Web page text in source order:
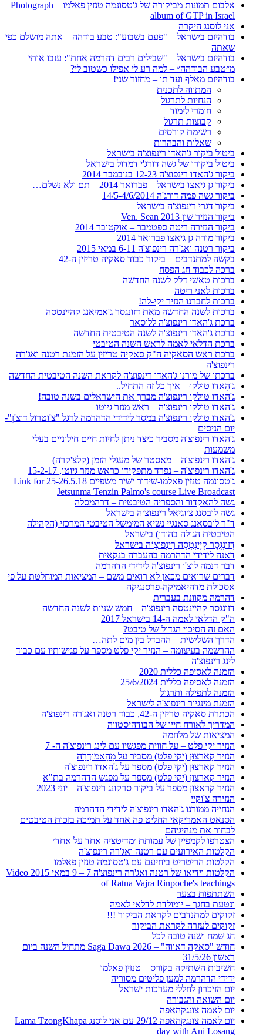
אלבום תמונות מביקורה של ג'טסונמה טנזין פאלמו – Photograph
album of GTP in Israel
אני לוסנג היקרה
בודהיזם בישראל – "פעם בשבוע": טבע בודהה – אתה מושלם כפי
שאתה
בודהיזם בישראל – "שבילים רבים דהרמה אחת": עזבו אותי
מ״טבע הבודהה״ – למה רע לי אפילו כשטוב לי?
בודהיזם מאלף ועד תו – מחזור שני!
המתווה לתכנית
הנחיות לתרגול
חומרי לימוד
קבוצות תרגול
רשימת קורסים
שאלות והבהרות
ביטול ביקור ג'האדו רינפוצ'ה בישראל
ביטול ביקורו של גשה דורג'י דמדול בישראל
ביקור ג'האדו רינפוצ'ה 12-23 בנובמבר 2014
ביקור גן גיאצו בישראל – פברואר 2014 – תם ולא נשלם…
ביקור גשה פמה דורג'ה 14/5-4/6/2014
ביקור דגרי רינפוצ'ה בישראל
ביקור הנזיר שון 2013 Ven. Sean
ביקור הנזירה ריטה ספטמבר – אוקטובר 2014
ביקור מורה גן גיאצו פברואר 2014
ביקור רטנה ואג'רה רינפוצ'ה 6-11 במאי 2015
בקשה למתנדבים – ביקור כבוד סאקיה טריזין ה-42
ברכה לכבוד חג הפסח
ברכות טאשי דלק לשנה החדשה
ברכות לאני ריטה
ברכות לחברנו הנזיר יקי-לה!
ברכות לשנה החדשה מאת דזונגסר ג'אמיאנג קהיינטסה
ברכת ג'האדו רינפוצ'ה ללוסאר
ברכת ג'האדו רינפוצ'ה לשנה הטיבטית החדשה
ברכת הדלאי לאמה לראש השנה הטיבטי
ברכת ראש הסאקיה ה"ק סאקיה טריזין על הזמנת רטנה ואג'רה
רינפוצ'ה
ברכתו של מורנו ג'האדו רינפוצ'ה לקראת השנה הטיבטית החדשה
ג'הָאדוֹ טוּלקוּ – איך כל זה התחיל..
ג'האדו טוּלקוּ רינפוצ'ה מברך את הישראלים בשנה טובה!
ג'האדו טולקו רינפוצ'ה – ראש מנזר גיוטו
ג'האדו טולקו רינפוצ'ה במסר לידידי הדהרמה לרגל "צ'וטרול דוצ'ן"-
יום הניסים
ג'האדו רינפוצ'ה מסביר כיצד ניתן לחיות חיים חילוניים בעלי
משמעות
ג'האדו רינפוצ'ה – מאסטר של מעגלי הזמן (קלצ'קרה)
ג'האדו רינפוצ'ה – נפרד מתפקידו כראש מנזר גיוטו, 15-2-17
ג'טסונמה טנזין פאלמו-שידור ישיר משפיים 25-26.5.18 Link for
Jetsunma Tenzin Palmo's course Live Broadcast
גשה להאקדור והספריה הטיבטית – דרהמסלה
גשה לובסנג צ׳וגיאל רינפוצ׳ה בישראל
ד"ר לובסאנג סאנגיי נשיא המימשל הטיבטי המרכזי (הקהילה
הטיבטית הגולה בהודו) בישראל
דְזוׄנְגְסָר קְיֶינְטְסֶה רׅינְפּוׄצֶ‘ה בישראל
דאנה לידידי הדהרמה בהעברה בנקאית
דבר דנמה לוצ'ו רינפוצ'ה לידידי הדהרמה
דברים שרואים מכאן לא רואים משם – המציאות המוחלטת על פי
אסכולת מדהיאמיקה-פרסנגיקה
דהרמה מקוונת בעברית
דזונגסר קהיינטסה רינפוצ'ה – חמש שניות לשנה החדשה
ה"ק הדלאי לאמה ה-14 בישראל 2017
האם זה הסיכוי הגדול של טיבט?
הדרך השלישית – ההבדל בין מים לתה…
ההרשמה בעיצומה – הנזיר יקי פלט מספר על פגישותיו עם כבוד
לינג רינפוצ'ה
הזמנה לאסיפה כללית 2020
הזמנה לאסיפה כללית 25/6/2024
הזמנה לתפילה ותרגול
הזמנת מינגיור רינפוצ'ה לישראל
הכתרת סאקיה טריזין ה-42, כבוד רטנה ואג'רה רינפוצ'ה
המדריך לאורח חייו של הבודהיסטווה
המציאות של מלחמה
הנזיר יקי פלט – על חווית מפגשיו עם לינג רינפוצ'ה ה- 7
הנזיר קַארצוּן (יקי פלט) מסביר על מָהָאמוּדְרָה
הנזיר קַארצוּן (יקי פלט) מספר על ג'האדו רינפוצ'ה
הנזיר קארצון (יקי פלט) מספר על מפגש הדהרמה בת"א
הנזיר קראצון מספר על ביקור סרקונג רינפוצ'ה – יוני 2023
הנזירה צ'וקיי
הנחייה ממורנו ג'האדו רינפוצ'ה לידידי הדהרמה
הסנאט האמריקאי החליט פה אחד על תמיכה בזכות הטיבטים
לבחור את מנהיגיהם
הצטרפו לקמפיין של עמותת ׳מדיטציה אחד על אחד׳
הקלטות האירועים עם רטנה ואג'רה רינפוצ'ה
הקלטות הריטריט ביחיעם עם ג'טסונמה טנזין פאלמו
הקלטות וידיאו של רטנה ואג'רה רינפוצ'ה 7 – 9 במאי 2015 Video
of Ratna Vajra Rinpoche's teachings
השתתפות בצער
ונטעת בחגך – יומולדת לדלאי לאמה
זקוקים למתנדבים לקראת הביקור !!!
זקוקים לעזרה לקראת הביקור
חג שמח ושנה טובה לכל
חודש "סאקה דאווה" – Saga Dawa 2026 מתחיל השנה ביום
ראשון 31/5/26
חשיבות השתיקה בקורס – טנזין פאלמו
ידידי הדהרמה למען פליטים מסוריה
יום הזיכרון לחללי מערכות ישראל
יום השואה והגבורה
יום לאמה צונגקהאפה
יום לאמה צונגקהאפה 29/12 עם אני לוסנג Lama TzongKhapa
day with Ani Losang